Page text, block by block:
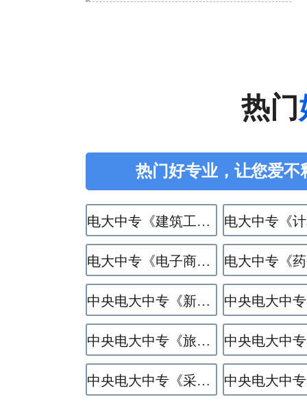
热门
热门好专业，让您爱
电大中专《建筑工程施工》专业
电大中专《电子商务》专业
中央电大中专《新能源汽车运用与维修》专业
中央电大中专《旅游服务与管理》专业
中央电大中专《采矿技术》专业